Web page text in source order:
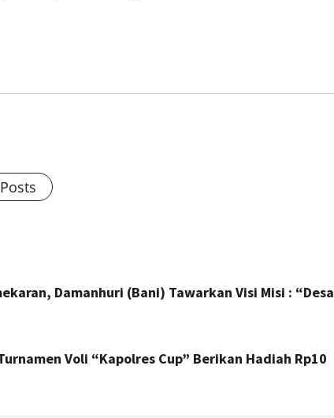
Damanhuri (Bani) Tawarkan Visi Misi : “Desa
Voli “Kapolres Cup” Berikan Hadiah Rp10